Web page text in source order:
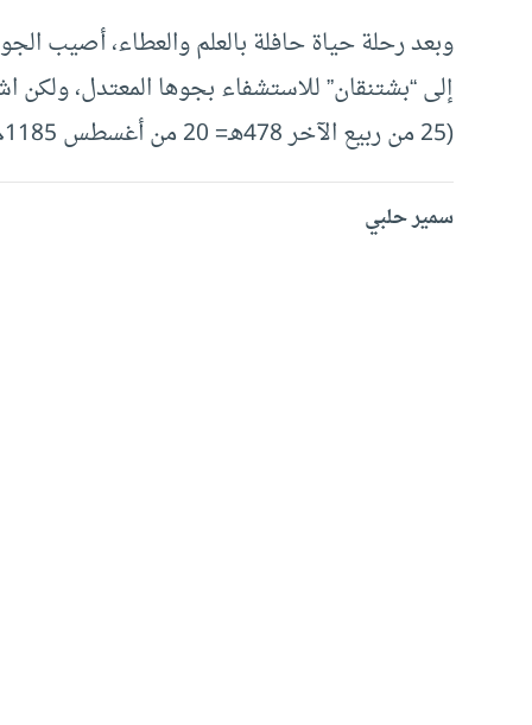
وبعد رحلة حياة حافلة بالعلم والعطاء، أصيب
إلى “بشتنقان” للاستشفاء بجوها المعتدل،
(25 من ربيع الآخر 478هـ= 20 من أغسطس 1185م) عن عمر بلغ تسعا وخمسين عاما.‏‏
سمير حلبي